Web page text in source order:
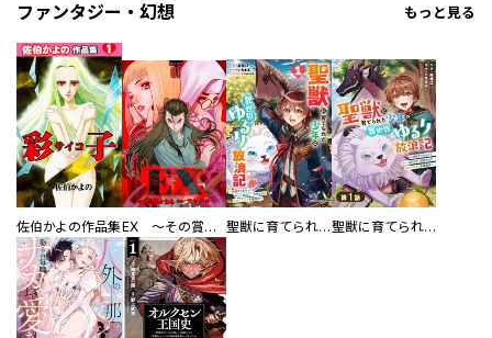
ファンタジー・幻想 もっと見る
佐伯かよの作品集 EX ～その賞金稼ぎは、世界の出口を探す～【単行本版】 聖獣に育てられた少年の異世界ゆるり放浪記～神様からもらったチート魔法で、仲間たちとスローライフを満喫中～ 聖獣に育てられた少年の異世界ゆるり放浪記～神様からもらったチート魔法で、仲間たちとスローライフを満喫中～【分冊版】